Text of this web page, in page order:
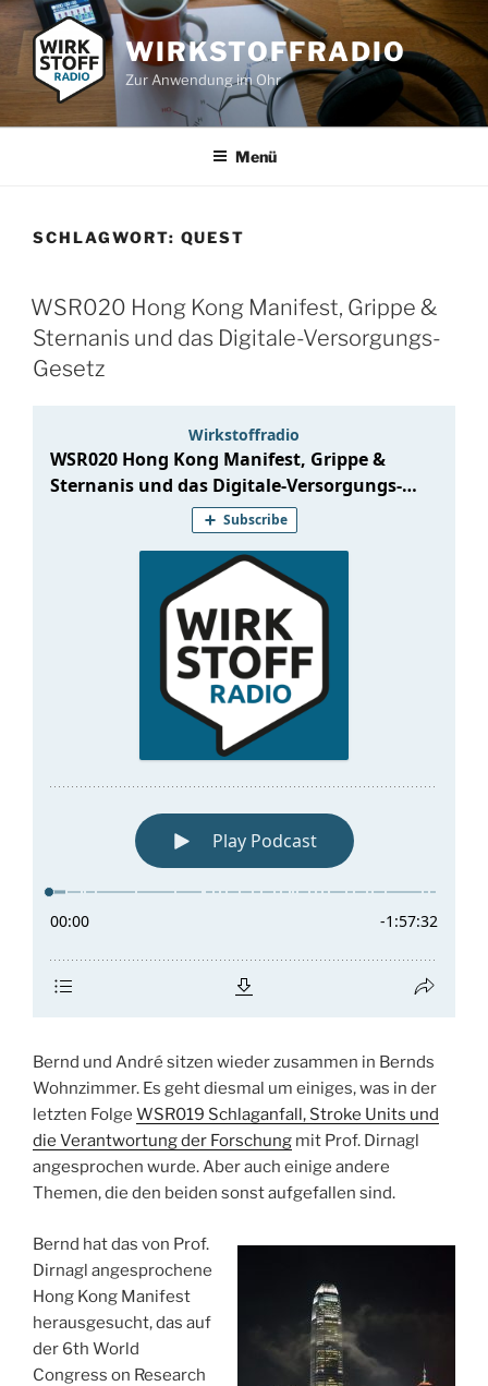
Zum
Inhalt
springen
WIRKSTOFFRADIO
Zur Anwendung im Ohr
Menü
SCHLAGWORT: QUEST
WSR020 Hong Kong Manifest, Grippe &
Sternanis und das Digitale-Versorgungs-
Gesetz
Bernd und André sitzen wieder zusammen in Bernds
Wohnzimmer. Es geht diesmal um einiges, was in der
letzten Folge WSR019 Schlaganfall, Stroke Units und
die Verantwortung der Forschung mit Prof. Dirnagl
angesprochen wurde. Aber auch einige andere
Themen, die den beiden sonst aufgefallen sind.
Bernd hat das von Prof.
Dirnagl angesprochene
Hong Kong Manifest
herausgesucht, das auf
der 6th World
Congress on Research